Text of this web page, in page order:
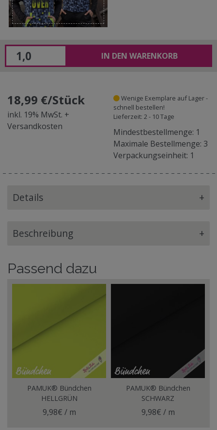
IN DEN WARENKORB
18,99 €/Stück
inkl. 19% MwSt. +
Versandkosten
Wenige Exemplare auf Lager -
schnell bestellen!
Lieferzeit: 2 - 10 Tage
Mindestbestellmenge: 1
Maximale Bestellmenge: 3
Verpackungseinheit: 1
Details +
Beschreibung +
Passend dazu
PAMUK® Bündchen
HELLGRÜN
9,98€ / m
PAMUK® Bündchen
SCHWARZ
9,98€ / m